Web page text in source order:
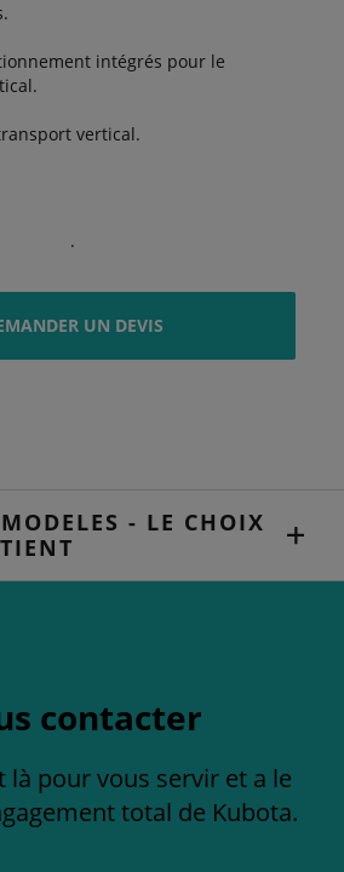
intégrés pour le
vertical.
.
UN DEVIS
- LE CHOIX
contacter
là pour vous servir et a le
total de Kubota.